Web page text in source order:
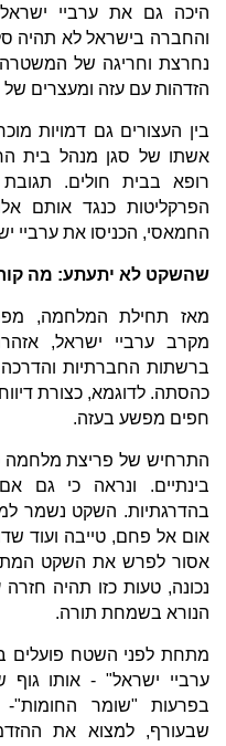
היכה גם את ערביי
והחברה בישראל לא תהיה
נחרצת וחריגה של המשטרה
הזדהות עם עזה ומעצרים של
בין העצורים גם דמויות
אשתו של סגן מנהל בית
רופא בבית חולים.
הפרקליטות כנגד אותם
החמאסי, הכניסו את ערביי
שהשקט לא יתעתע: מה
מאז תחילת המלחמה,
מקרב ערביי ישראל,
ברשתות החברתיות
כהסתה. לדוגמא, כצורת
חפים מפשע בעזה.
התרחיש של פריצת מלחמה
בינתיים. ונראה כי גם
בהדרגתיות. השקט נשמר
אום אל פחם, טייבה ועוד
אסור לפרש את השקט
נכונה, טעות כזו תהיה
הנורא בשמחת תורה.
מתחת לפני השטח פועלים
ערביי ישראל" - אותו גוף
בפרעות "שומר
שבעורף, למצוא את